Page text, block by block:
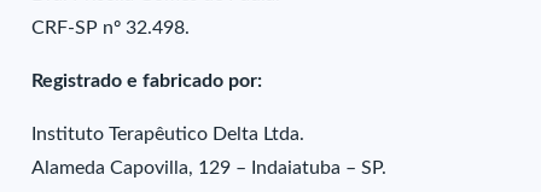
CRF-SP nº 32.498.
Registrado e fabricado por:
Instituto Terapêutico Delta Ltda.
Alameda Capovilla, 129 – Indaiatuba – SP.